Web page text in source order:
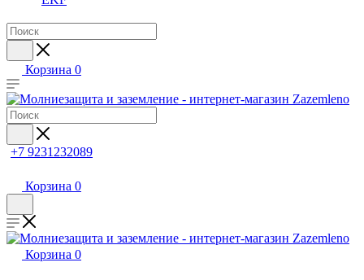
Корзина 0
+7 9231232089
Корзина 0
Корзина 0